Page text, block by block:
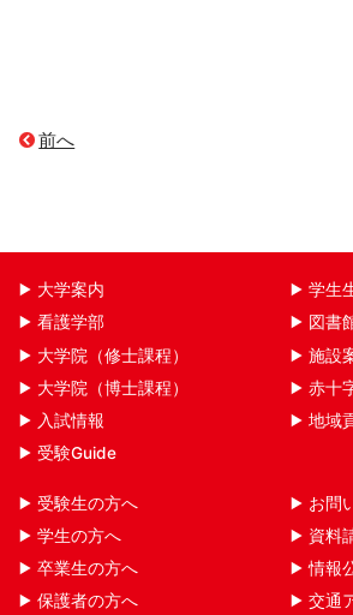
前へ
大学案内
看護学部
大学院（修士課程）
大学院（博士課程）
入試情報
受験Guide
学生
図書
施設
赤十
地域
受験生の方へ
学生の方へ
卒業生の方へ
保護者の方へ
お問
資料
情報
交通